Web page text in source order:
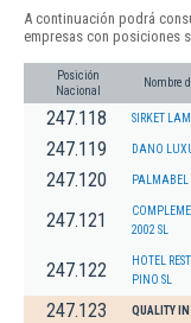
A continuación podrá
empresas con posiciones
Posición
Nacional
Nombre
247.118 SIRKET
247.119 DANO
247.120 PALMABEL
247.121
2002 SL
247.122
HOTEL
PINO SL
247.123 QUALITY